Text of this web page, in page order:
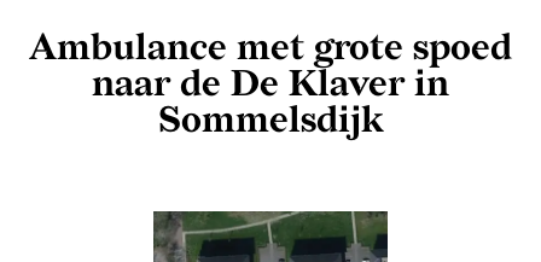
Ambulance met grote spoed
naar de De Klaver in
Sommelsdijk